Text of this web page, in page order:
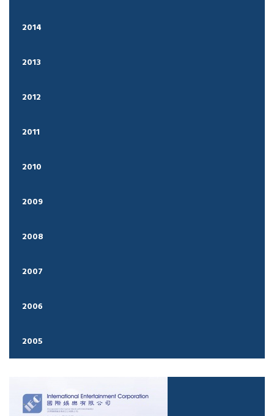
2014
2013
2012
2011
2010
2009
2008
2007
2006
2005